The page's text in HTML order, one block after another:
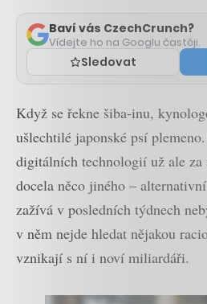
Baví vás CzechCrunch?
Vídejte ho na Googlu častěji.
Sledovat
Když se řekne šiba-inu,
ušlechtilé japonské psí
digitálních technologií už ale
docela něco jiného –
zažívá v posledních týdnech
v něm nejde hledat nějakou
vznikají s ní i noví miliardáři.